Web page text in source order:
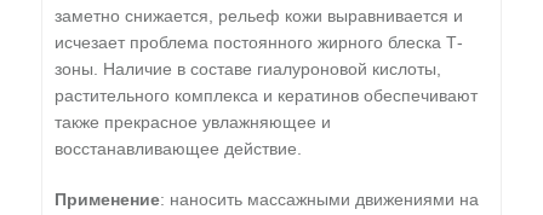
заметно снижается, рельеф кожи выравнивается и
исчезает проблема постоянного жирного блеска Т-
зоны. Наличие в составе гиалуроновой кислоты,
растительного комплекса и кератинов обеспечивают
также прекрасное увлажняющее и
восстанавливающее действие.
Применение: наносить массажными движениями на